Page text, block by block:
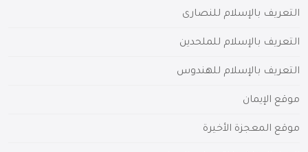
التعريف بالإسلام للنصارى
التعريف بالإسلام للملحدين
التعريف بالإسلام للهندوس
موقع الإيمان
موقع المعجزة الأخيرة